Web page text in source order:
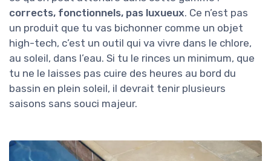
corrects, fonctionnels, pas luxueux. Ce n’est pas
un produit que tu vas bichonner comme un objet
high-tech, c’est un outil qui va vivre dans le chlore,
au soleil, dans l’eau. Si tu le rinces un minimum, que
tu ne le laisses pas cuire des heures au bord du
bassin en plein soleil, il devrait tenir plusieurs
saisons sans souci majeur.